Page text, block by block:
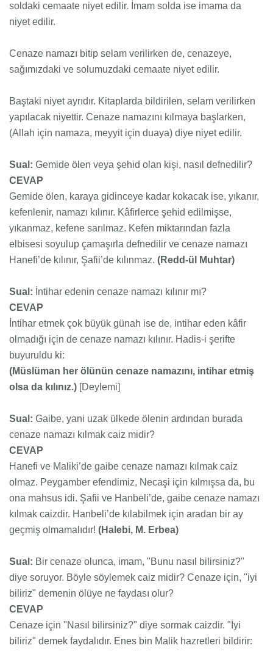
soldaki cemaate niyet edilir. İmam solda ise imama da
niyet edilir.
Cenaze namazı bitip selam verilirken de, cenazeye,
sağımızdaki ve solumuzdaki cemaate niyet edilir.
Baştaki niyet ayrıdır. Kitaplarda bildirilen, selam verilirken
yapılacak niyettir. Cenaze namazını kılmaya başlarken,
(Allah için namaza, meyyit için duaya) diye niyet edilir.
Sual: Gemide ölen veya şehid olan kişi, nasıl defnedilir?
CEVAP
Gemide ölen, karaya gidinceye kadar kokacak ise, yıkanır,
kefenlenir, namazı kılınır. Kâfirlerce şehid edilmişse,
yıkanmaz, kefene sarılmaz. Kefen miktarından fazla
elbisesi soyulup çamaşırla defnedilir ve cenaze namazı
Hanefi’de kılınır, Şafii’de kılınmaz. (Redd-ül Muhtar)
Sual: İntihar edenin cenaze namazı kılınır mı?
CEVAP
İntihar etmek çok büyük günah ise de, intihar eden kâfir
olmadığı için de cenaze namazı kılınır. Hadis-i şerifte
buyuruldu ki:
(Müslüman her ölünün cenaze namazını, intihar etmiş
olsa da kılınız.) [Deylemi]
Sual: Gaibe, yani uzak ülkede ölenin ardından burada
cenaze namazı kılmak caiz midir?
CEVAP
Hanefi ve Maliki’de gaibe cenaze namazı kılmak caiz
olmaz. Peygamber efendimiz, Necaşi için kılmışsa da, bu
ona mahsus idi. Şafii ve Hanbeli’de, gaibe cenaze namazı
kılmak caizdir. Hanbeli’de kılabilmek için aradan bir ay
geçmiş olmamalıdır! (Halebi, M. Erbea)
Sual: Bir cenaze olunca, imam, "Bunu nasıl bilirsiniz?"
diye soruyor. Böyle söylemek caiz midir? Cenaze için, "iyi
biliriz" demenin ölüye ne faydası olur?
CEVAP
Cenaze için "Nasıl bilirsiniz?" diye sormak caizdir. "İyi
biliriz" demek faydalıdır. Enes bin Malik hazretleri bildirir: